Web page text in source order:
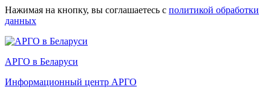
Нажимая на кнопку, вы соглашаетесь с политикой обработки
данных
АРГО в Беларуси
Информационный центр АРГО